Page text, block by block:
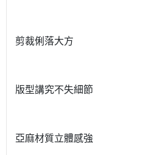
剪裁俐落大方
版型講究不失細節
亞麻材質立體感強